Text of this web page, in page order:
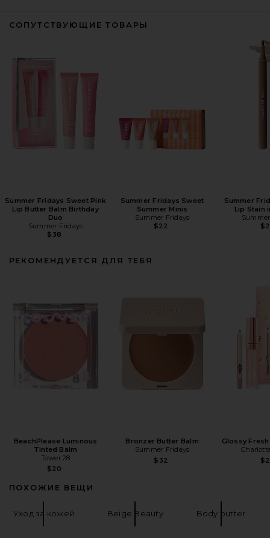
СОПУТСТВУЮЩИЕ ТОВАРЫ
Summer Fridays Sweet Pink
Lip Butter Balm Birthday
Duo
Summer Fridays
$38
Summer Fridays Sweet
Summer Minis
Summer Fridays
$22
Summer
Lip Stain
РЕКОМЕНДУЕТСЯ ДЛЯ ТЕБЯ
BeachPlease Luminous
Tinted Balm
Tower 28
$20
Bronzer Butter Balm
Summer Fridays
$32
Glossy
ПОХОЖИЕ ВЕЩИ
Уход за кожей Beige Beauty Body butter